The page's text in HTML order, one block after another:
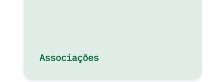
Associações